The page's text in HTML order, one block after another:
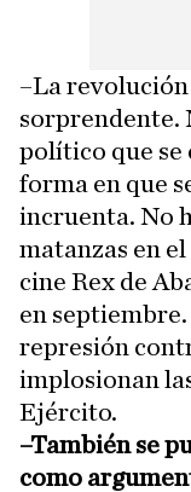
–La
sorprendente.
político que se
forma en que
incruenta. No
matanzas en
cine Rex de
en
represión
implosionan
Ejército.
–También se
como